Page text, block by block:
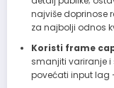
najviše doprinose
za najbolji odnos
Koristi frame
smanjiti variranje i
povećati input lag